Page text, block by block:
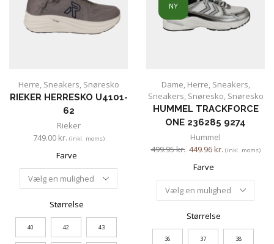
Herre, Sneakers, Snøresko
RIEKER HERRESKO U4101-
62
Rieker
749.00 kr. (inkl. moms)
Farve
Størrelse
40 42 43
NY
Dame, Herre, Sneakers,
Sneakers, Snøresko, Snøresko
HUMMEL TRACKFORCE
ONE 236285 9274
Hummel
499.95kr. 449.96kr. (inkl. moms)
Farve
Størrelse
36 37 38